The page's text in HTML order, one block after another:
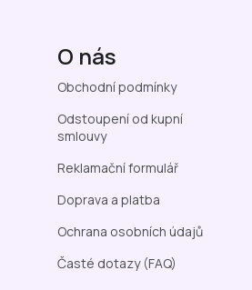
O nás
Obchodní podmínky
Odstoupení od kupní
smlouvy
Reklamační formulář
Doprava a platba
Ochrana osobních údajů
Časté dotazy (FAQ)